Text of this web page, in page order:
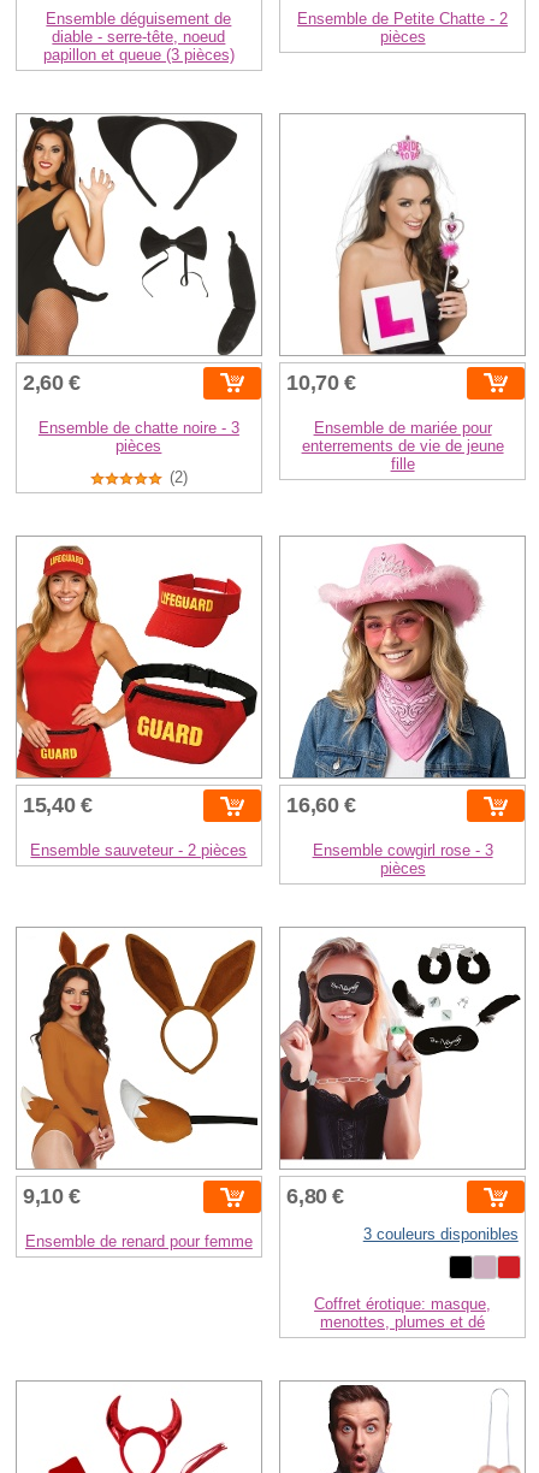
Ensemble déguisement de
diable - serre-tête, noeud
papillon et queue (3 pièces)
Ensemble de Petite Chatte - 2
pièces
2,60 €
Ensemble de chatte noire - 3
pièces
(2)
10,70 €
Ensemble de mariée pour
enterrements de vie de jeune
fille
15,40 €
Ensemble sauveteur - 2 pièces
16,60 €
Ensemble cowgirl rose - 3
pièces
9,10 €
Ensemble de renard pour femme
6,80 €
3 couleurs disponibles
Coffret érotique: masque,
menottes, plumes et dé